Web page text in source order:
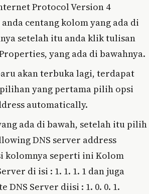
Protocol Version 4
anda centang kolom yang ada di
setelah itu anda klik tulisan
yang ada di bawahnya.
akan terbuka lagi, terdapat
yang pertama pilih opsi
automatically.
ada di bawah, setelah itu pilih
DNS server address
kolomnya seperti ini Kolom
di isi : 1. 1. 1. 1 dan juga
DNS Server diisi : 1. 0. 0. 1.